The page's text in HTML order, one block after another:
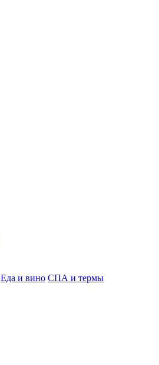
Еда и вино СПА и термы